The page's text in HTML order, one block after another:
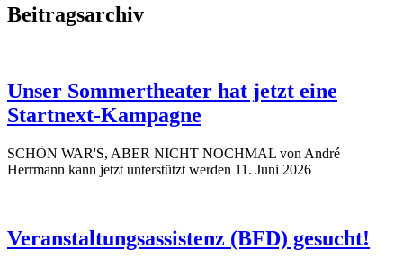
Beitragsarchiv
Unser Sommertheater hat jetzt eine
Startnext-Kampagne
SCHÖN WAR'S, ABER NICHT NOCHMAL von André
Herrmann kann jetzt unterstützt werden 11. Juni 2026
Veranstaltungsassistenz (BFD) gesucht!